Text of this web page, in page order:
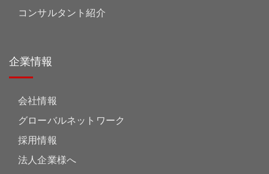
コンサルタント紹介
企業情報
会社情報
グローバルネットワーク
採用情報
法人企業様へ